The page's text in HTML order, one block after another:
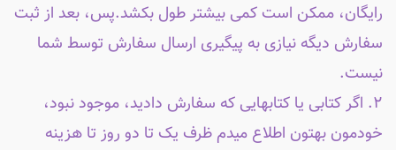
رایگان، ممکن است کمی بیشتر طول بکشد.پس، بعد از ثبت
سفارش دیگه نیازی به پیگیری ارسال سفارش توسط شما
نیست.
۲. اگر کتابی یا کتابهایی که سفارش دادید، موجود نبود،
خودمون بهتون اطلاع میدم ظرف یک تا دو روز تا هزینه